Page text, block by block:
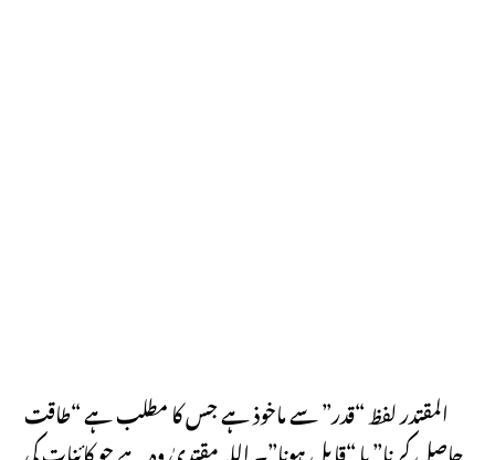
المقتدر لفظ “قدر” سے ماخوذ ہے جس کا مطلب ہے “طاقت